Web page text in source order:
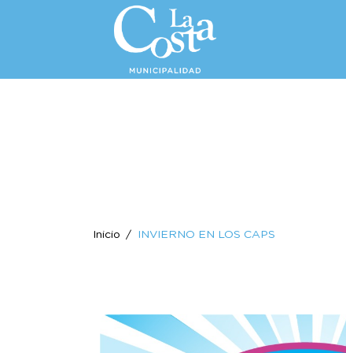
Inicio INVIERNO EN LOS CAPS